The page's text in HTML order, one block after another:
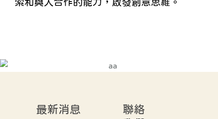
最新消息
聯絡